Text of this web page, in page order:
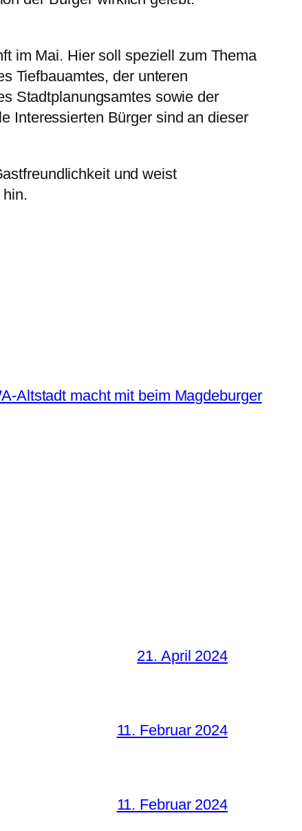
im Mai. Hier soll speziell zum Thema
Tiefbauamtes, der unteren
Stadtplanungsamtes sowie der
Interessierten Bürger sind an dieser
und weist
Altstadt macht mit beim Magdeburger
21. April 2024
11. Februar 2024
11. Februar 2024